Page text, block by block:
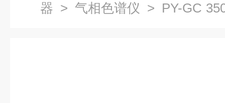
器 > 气相色谱仪 > PY-GC